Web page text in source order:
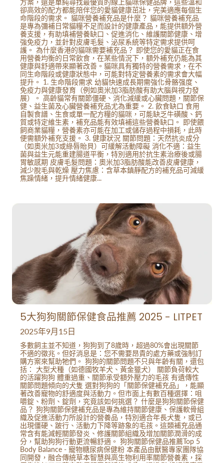
方案，還是單純尋找最優質的線上貓咪保健品牌，這些溫和
卻高效的配方都能陪伴您的愛貓健康茁壯，完美適應每個生
命階段的需求。 貓咪營養補充品是什麼？ 貓咪營養補充品
是專為彌補日常貓糧不足而設計的健康產品，能提供額外營
養支援，有助填補營養缺口、促進消化、維護關節健康、增
強免疫力，並針對皮膚毛髮、泌尿系統等特定需求提供呵
護。 為什麼香港的貓咪需要補充品？ 即使您的愛貓正在食
用營養均衡的日常飲食，在某些情況下，額外補充仍能為其
健康與舒適帶來顯著改善。貓咪具有獨特的營養需求，在不
同生命階段或健康狀態中，可能對特定營養素的需求會大幅
提升。 1. 生命階段需求 幼貓快速成長期需強化骨骼强度、
免疫力與健康發育（例如奧米加3脂肪酸有助大腦與視力發
展）。 高齡貓常有關節僵硬、消化減緩或心臟問題，關節保
健、益生菌及心臟營養補充品尤為重要。 2. 飲食缺口 食用
自製食譜、生食或單一配方糧的貓咪，可能缺乏牛磺酸、鈣
質或特定維生素，補充品能有效填補這些營養缺口。 即使餵
飼商業貓糧，營養素亦可能在加工或儲存過程中損耗，此時
便需額外補充支援。 3. 健康狀況 關節問題：天然抗炎成分
（如奧米加3或綠唇貽貝）可緩解活動障礙 消化不適：益生
菌與益生元能重建腸道平衡，特別適用於抗生素治療後或腸
胃敏感期 皮膚毛髮問題：奧米加3脂肪酸能改善皮膚健康，
減少脫毛與乾燥 壓力焦慮：含草本鎮靜配方的補充品可減緩
焦躁情緒，提升情緒健康...
5大狗狗關節保健食品推薦 2025 - LITPET
2025年9月15日
多數飼主並不知道，狗狗到了8歲時，超過80%會出現關節
不適的徵兆。但好消息是：您不需要昂貴的處方藥或強制訂
購方案來幫助牠們。 狗狗的關節問題不只與年齡有關，還包
括： 大型犬種（如德國牧羊犬、黃金獵犬） 關節負荷較大
的活躍狗狗 體重過重、關節承受額外壓力的毛孩 有遺傳性
關節問題傾向的犬隻 選對狗狗的「關節保健補充品」，能顯
著改善寵物的舒適度與活動力。但市面上有數百種選擇：咀
嚼錠、粉劑、錠劑，究竟該如何挑選？ 什麼是狗狗關節保健
品？ 狗狗關節保健補充品是專為維持關節健康、保護軟骨組
織及促進活動力所設計的營養品，特別適合年長犬隻，或已
出現僵硬、跛行、活動力下降等跡象的毛孩。這類補充品通
常含有能減輕關節發炎、修護關節組織及增加關節潤滑的成
分，幫助狗狗行動更流暢舒適。 狗狗關節保健品推薦Top 5
Body Balance - 寵物糖尿病保健粉 本產品由獸醫專家團隊協
同開發，融合傳統草本智慧與高生物利用率關節營養素，採